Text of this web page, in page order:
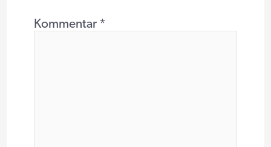
Kommentar *